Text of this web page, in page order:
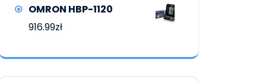
OMRON HBP-1120
916.99zł